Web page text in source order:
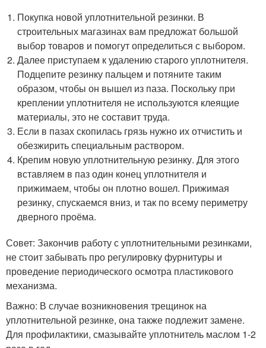
Покупка новой уплотнительной резинки. В
строительных магазинах вам предложат большой
выбор товаров и помогут определиться с выбором.
Далее приступаем к удалению старого уплотнителя.
Подцепите резинку пальцем и потяните таким
образом, чтобы он вышел из паза. Поскольку при
креплении уплотнителя не используются клеящие
материалы, это не составит труда.
Если в пазах скопилась грязь нужно их отчистить и
обезжирить специальным раствором.
Крепим новую уплотнительную резинку. Для этого
вставляем в паз один конец уплотнителя и
прижимаем, чтобы он плотно вошел. Прижимая
резинку, спускаемся вниз, и так по всему периметру
дверного проёма.
Совет: Закончив работу с уплотнительными резинками,
не стоит забывать про регулировку фурнитуры и
проведение периодического осмотра пластикового
механизма.
Важно: В случае возникновения трещинок на
уплотнительной резинке, она также подлежит замене.
Для профилактики, смазывайте уплотнитель маслом 1-2